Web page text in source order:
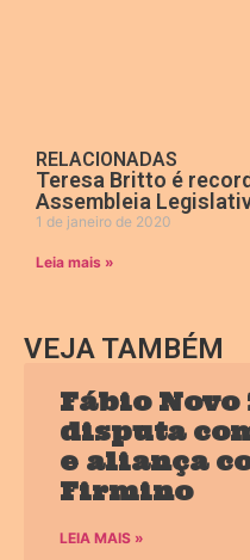
RELACIONADAS
Teresa Britto é
Assembleia
1 de janeiro de 2020
Leia mais »
VEJA TAMBÉM
Fábio
disputa
e aliança
Firmino
LEIA MAIS »